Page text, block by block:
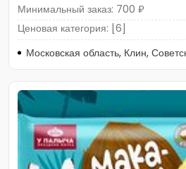
Минимальный заказ: 700 ₽
Ценовая категория: [6]
Московская область, Клин,